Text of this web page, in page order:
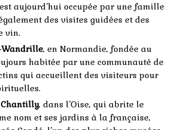
aujourd’hui occupée par une famille
des visites guidées et des
vin.
Wandrille, en Normandie, fondée au
habitée par une communauté de
qui accueillent des visiteurs pour
Chantilly, dans l’Oise, qui abrite le
nom et ses jardins à la française,